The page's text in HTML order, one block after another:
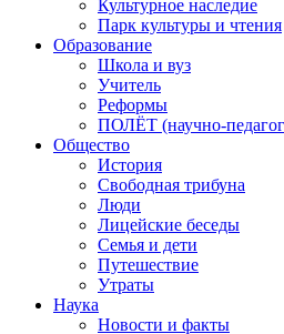
Культурное наследие
Парк культуры и чтения
Образование
Школа и вуз
Учитель
Реформы
ПОЛЁТ (научно-
Общество
История
Свободная трибуна
Люди
Лицейские беседы
Семья и дети
Путешествие
Утраты
Наука
Новости и факты